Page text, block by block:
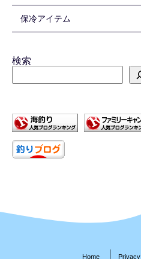
保冷アイテム
検索
Home Privacy